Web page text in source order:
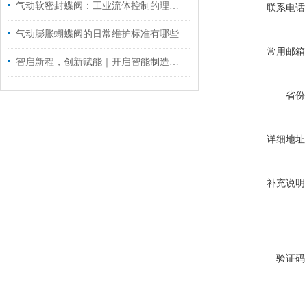
联系电话
常用邮箱
省份
详细地址
补充说明
验证码
气动软密封蝶阀：工业流体控制的理想之选
气动膨胀蝴蝶阀的日常维护标准有哪些
智启新程，创新赋能｜开启智能制造升级路！